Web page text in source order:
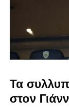
Τα
στον